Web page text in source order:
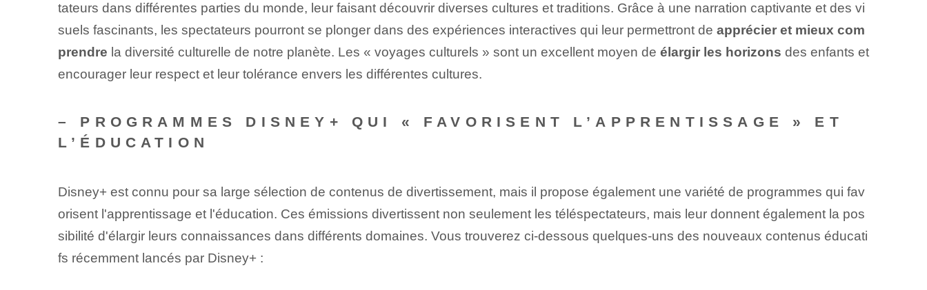
tateurs dans différentes parties du monde, leur faisant découvrir diverses cultures et traditions. Grâce à une narration captivante et des vi
suels fascinants, les spectateurs pourront se plonger dans des expériences interactives qui leur permettront de apprécier et mieux com
prendre la diversité culturelle de notre planète. Les « voyages culturels » sont un excellent moyen de élargir les horizons des enfants et
encourager leur respect et leur tolérance envers les différentes cultures.
– PROGRAMMES DISNEY+ QUI « FAVORISENT L’APPRENTISSAGE » ET
L’ÉDUCATION
Disney+ est connu pour sa large sélection de contenus de divertissement, mais il propose également une variété de programmes qui fav
orisent l'apprentissage et l'éducation. Ces émissions divertissent non seulement les téléspectateurs, mais leur donnent également la pos
sibilité d'élargir leurs connaissances dans différents domaines. Vous trouverez ci-dessous quelques-uns des nouveaux contenus éducati
fs récemment lancés par Disney+ :